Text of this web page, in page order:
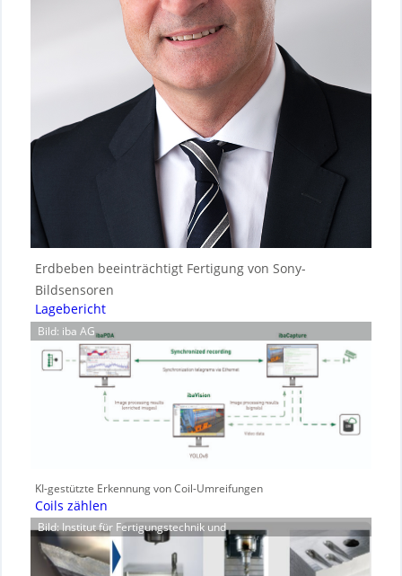
Erdbeben beeinträchtigt Fertigung von Sony-
Bildsensoren
Lagebericht
Bild: iba AG
KI-gestützte Erkennung von Coil-Umreifungen
Coils zählen
Bild: Institut für Fertigungstechnik und